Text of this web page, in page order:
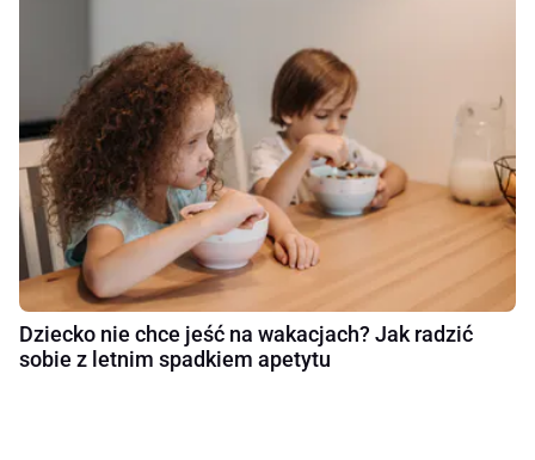
Dziecko nie chce jeść na wakacjach? Jak radzić
sobie z letnim spadkiem apetytu